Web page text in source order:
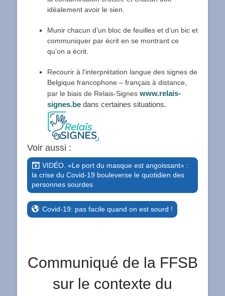
idéalement avoir le sien.
Munir chacun d’un bloc de feuilles et d’un bic et
communiquer par écrit en se montrant ce
qu’on a écrit.
Recourir à l’interprétation langue des signes de
Belgique francophone – français à distance,
par le biais de Relais-Signes www.relais-
signes.be dans certaines situations.
Voir aussi :
VIDÉO. «Le port du masque est angoissant» :
la crise du Covid-19 bouleverse le quotidien des
personnes sourdes
Covid-19: pas facile quand on est sourd !
Communiqué de la FFSB
sur le contexte du